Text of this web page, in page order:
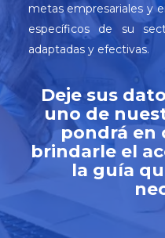
metas empresariales y
específicos de su
adaptadas y efectivas.
Deje sus
uno de
pondrá en
brindarle el
la guía